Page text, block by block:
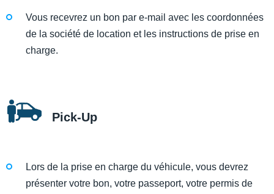
Vous recevrez un bon par e-mail avec les coordonnées
de la société de location et les instructions de prise en
charge.
Pick-Up
Lors de la prise en charge du véhicule, vous devrez
présenter votre bon, votre passeport, votre permis de